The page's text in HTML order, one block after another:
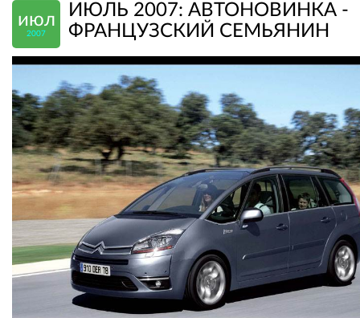
июл
2007
ИЮЛЬ 2007: АВТОНОВИНКА -
ФРАНЦУЗСКИЙ СЕМЬЯНИН